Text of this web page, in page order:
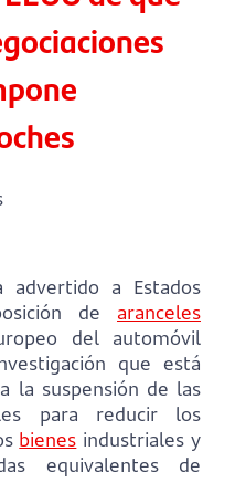
advertido a Estados
de aranceles
del automóvil
que está
la suspensión de las
para reducir los
bienes industriales y
equivalentes de